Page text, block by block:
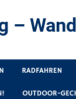
–
RADFAHREN
OUTDOOR-